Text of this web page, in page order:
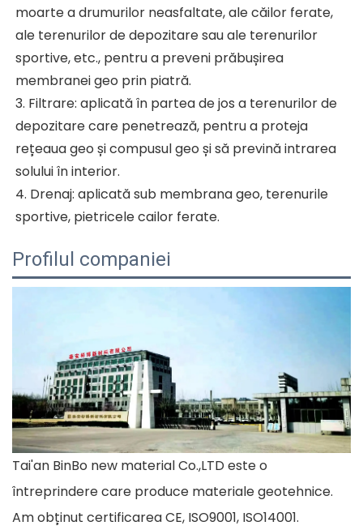
moarte a drumurilor neasfaltate, ale căilor ferate,
ale terenurilor de depozitare sau ale terenurilor
sportive, etc., pentru a preveni prăbușirea
membranei geo prin piatră.
3. Filtrare: aplicată în partea de jos a terenurilor de
depozitare care penetrează, pentru a proteja
rețeaua geo și compusul geo și să prevină intrarea
solului în interior.
4. Drenaj: aplicată sub membrana geo, terenurile
sportive, pietricele cailor ferate.
Profilul companiei
Tai'an BinBo new material Co.,LTD este o
întreprindere care produce materiale geotehnice.
Am obținut certificarea CE, ISO9001, ISO14001.